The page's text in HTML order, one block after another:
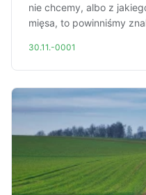
nie chcemy, albo z
mięsa, to powinniśmy
30.11.-0001